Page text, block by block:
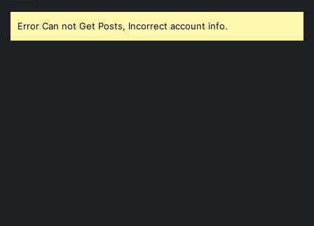
Error Can not Get Posts, Incorrect account info.